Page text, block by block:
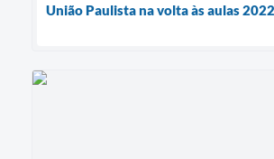
União Paulista na volta às aulas 2022